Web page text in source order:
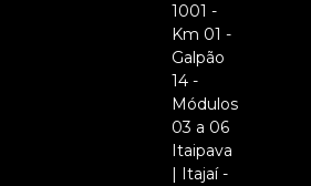
1001 -
Km 01 -
Galpão
14 -
Módulos
03 a 06
Itaipava
| Itajaí -